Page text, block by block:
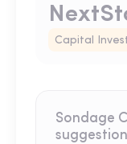
Capital
Sondage